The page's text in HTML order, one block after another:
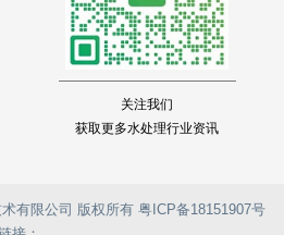
关注我们
获取更多水处理行业资讯
有限公司 版权所有 粤ICP备18151907号